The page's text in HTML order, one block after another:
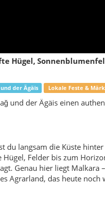
Agrarland, das heute noch
Dörfer – mit
hier haben
spürt: offen,
Sehenswürdigkeiten
einst thrakisch-
dann wichtiger
– in alten Grabhügeln
Hügel wachen. Gleichzeitig
Schulen und dem